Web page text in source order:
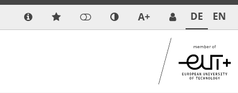
A+ DE EN